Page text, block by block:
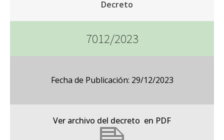
Decreto
7012/2023
Fecha de Publicación: 29/12/2023
Ver archivo del decreto en PDF